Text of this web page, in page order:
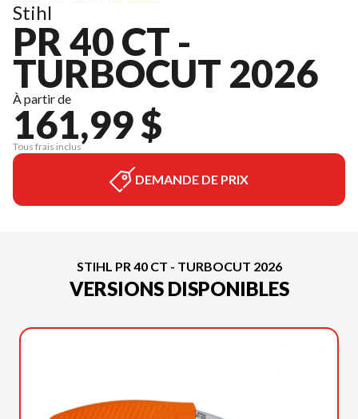
Stihl
PR 40 CT -
TURBOCUT 2026
À partir de
161,99 $
Tous frais inclus
DEMANDE DE PRIX
STIHL PR 40 CT - TURBOCUT 2026
VERSIONS DISPONIBLES